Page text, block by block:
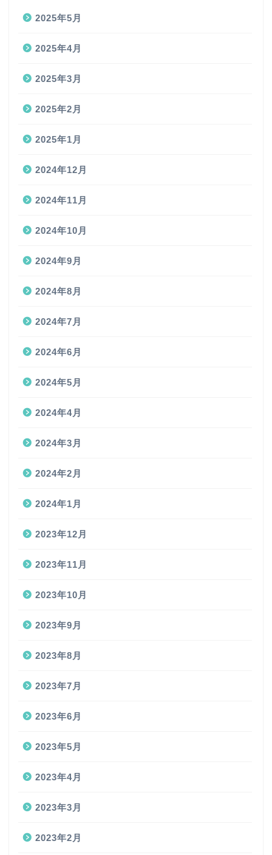
2025年5月
2025年4月
2025年3月
2025年2月
2025年1月
2024年12月
2024年11月
2024年10月
2024年9月
2024年8月
2024年7月
2024年6月
2024年5月
2024年4月
2024年3月
2024年2月
2024年1月
2023年12月
2023年11月
2023年10月
2023年9月
2023年8月
2023年7月
2023年6月
2023年5月
2023年4月
2023年3月
2023年2月